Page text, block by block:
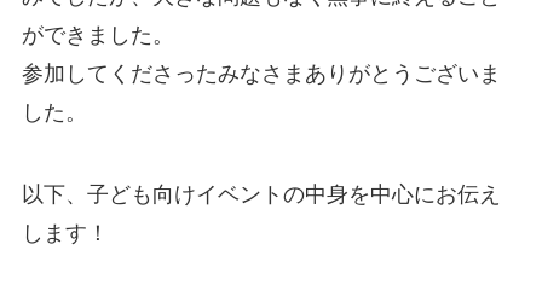
ができました。
参加してくださったみなさまありがとうございま
した。
以下、子ども向けイベントの中身を中心にお伝え
します！